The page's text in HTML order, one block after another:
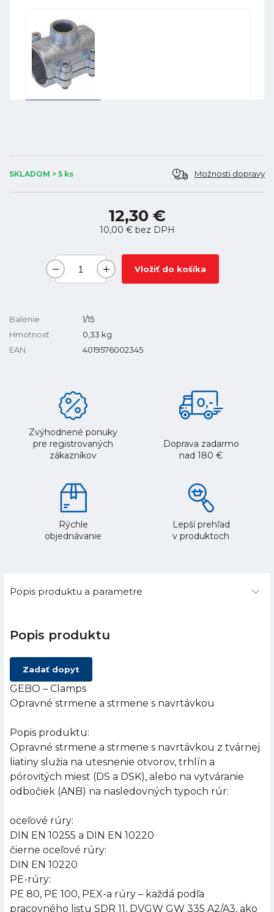
SKLADOM > 5 ks Možnosti dopravy
12,30 €
10,00 €bez DPH
Vložiť do košíka
Balenie
1/15
Hmotnosť
0,33 kg
EAN
4019576002345
Zvýhodnené ponuky
pre registrovaných
zákazníkov
Doprava zadarmo
nad 180 €
Rýchle
objednávanie
Lepší prehľad
v produktoch
Popis produktu a parametre
Popis produktu
Zadať dopyt
GEBO – Clamps
Opravné strmene a strmene s navrtávkou
Popis produktu:
Opravné strmene a strmene s navrtávkou z tvárnej
liatiny služia na utesnenie otvorov, trhlín a
pórovitých miest (DS a DSK), alebo na vytváranie
odbočiek (ANB) na nasledovných typoch rúr:
oceľové rúry:
DIN EN 10255 a DIN EN 10220
čierne oceľové rúry:
DIN EN 10220
PE-rúry:
PE 80, PE 100, PEX-a rúry – každá podľa
pracovného listu SDR 11, DVGW GW 335 A2/A3, ako